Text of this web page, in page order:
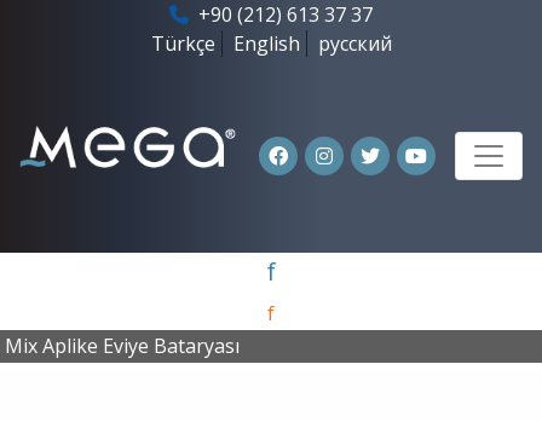
+90 (212) 613 37 37
Türkçe
English русский
f
f
Mix Aplike Eviye Bataryası